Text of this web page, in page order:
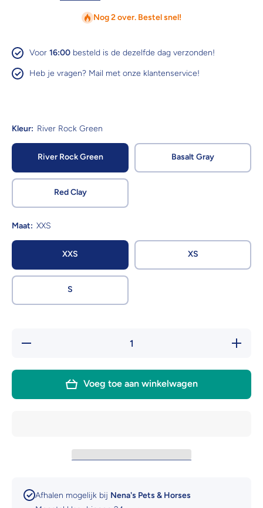
Nog 2 over. Bestel snel!
Voor 16:00 besteld is de dezelfde dag verzonden!
Heb je vragen? Mail met onze klantenservice!
Kleur: River Rock Green
River Rock Green Basalt Gray
Red Clay
Maat: XXS
XXS XS
S
Hoeveelheid
Verhoog
Hitch
Voeg toe aan winkelwagen
Afhalen mogelijk bij Nena's Pets & Horses